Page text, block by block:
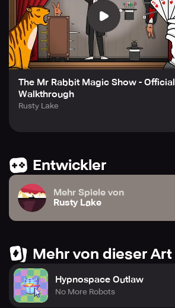
The Mr Rabbit Magic Show - Official
Walkthrough
Rusty Lake
Entwickler
Mehr Spiele von
Rusty Lake
Mehr von dieser Art
Hypnospace Outlaw
No More Robots